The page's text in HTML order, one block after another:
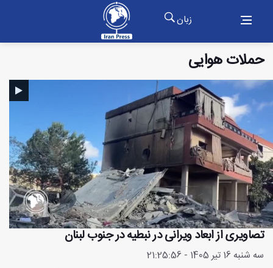
زبان
حملات هوایی
تصاویری از ابعاد ویرانی در نبطیه در جنوب لبنان
سه شنبه 16 تیر 1405 - 21:25:56